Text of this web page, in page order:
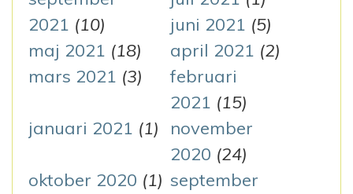
2021 (10)
juni 2021 (5)
maj 2021 (18) april 2021 (2)
mars 2021 (3)
februari
2021 (15)
januari 2021 (1)
november
2020 (24)
oktober 2020 (1) september